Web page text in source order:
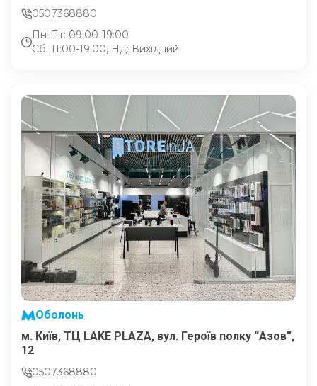
0507368880
Пн-Пт: 09:00-19:00
Сб: 11:00-19:00, Нд: Вихідний
Оболонь
м. Київ, ТЦ LAKE PLAZA, вул. Героїв полку “Азов”,
12
0507368880